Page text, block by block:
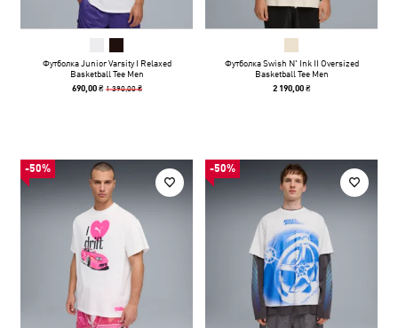
Футболка Junior Varsity I Relaxed
Basketball Tee Men
690,00 ₴ 1 390,00 ₴
Футболка Swish N' Ink II Oversized
Basketball Tee Men
2 190,00 ₴
-50% -50%